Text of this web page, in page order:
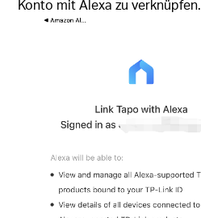
Konto mit Alexa zu verknüpfen.